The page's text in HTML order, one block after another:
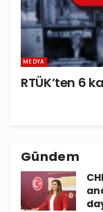
MEDYA
RTÜK’ten 6
Gündem